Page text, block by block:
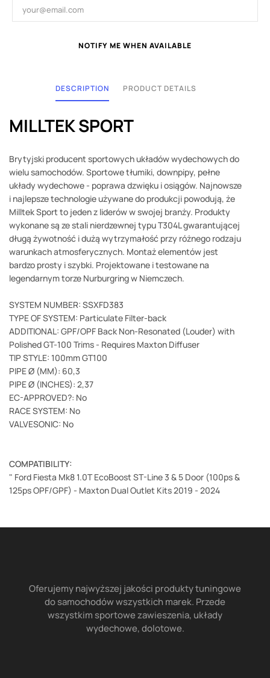
NOTIFY ME WHEN AVAILABLE
DESCRIPTION PRODUCT DETAILS
MILLTEK SPORT
Brytyjski producent sportowych układów wydechowych do
wielu samochodów. Sportowe tłumiki, downpipy, pełne
układy wydechowe - poprawa dzwięku i osiągów. Najnowsze
i najlepsze technologie używane do produkcji powodują, że
Milltek Sport to jeden z liderów w swojej branży. Produkty
wykonane są ze stali nierdzewnej typu T304L gwarantującej
długą żywotność i dużą wytrzymałość przy różnego rodzaju
warunkach atmosferycznych. Montaż elementów jest
bardzo prosty i szybki. Projektowane i testowane na
legendarnym torze Nurburgring w Niemczech.
SYSTEM NUMBER: SSXFD383
TYPE OF SYSTEM: Particulate Filter-back
ADDITIONAL: GPF/OPF Back Non-Resonated (Louder) with
Polished GT-100 Trims - Requires Maxton Diffuser
TIP STYLE: 100mm GT100
PIPE Ø (MM): 60,3
PIPE Ø (INCHES): 2,37
EC-APPROVED?: No
RACE SYSTEM: No
VALVESONIC: No
COMPATIBILITY:
" Ford Fiesta Mk8 1.0T EcoBoost ST-Line 3 & 5 Door (100ps &
125ps OPF/GPF) - Maxton Dual Outlet Kits 2019 - 2024
Oferujemy najwyższej jakości produkty tuningowe
do samochodów wszystkich marek. Przede
wszystkim sportowe zawieszenia, układy
wydechowe, dolotowe.